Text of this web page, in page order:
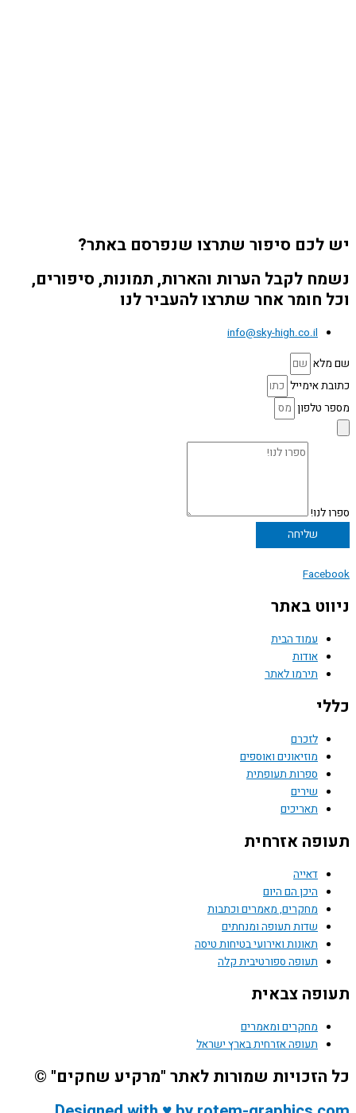
יש לכם סיפור שתרצו שנפרסם באתר?
נשמח לקבל הערות והארות, תמונות, סיפורים,
וכל חומר אחר שתרצו להעביר לנו
info@sky-high.co.il
שם מלא
כתובת אימייל
מספר טלפון
ספרו לנו!
שליחה
Facebook
ניווט באתר
עמוד הבית
אודות
תירמו לאתר
כללי
לזכרם
מוזיאונים ואוספים
ספרות תעופתית
שירים
תאריכים
תעופה אזרחית
דאייה
היכן הם היום
מחקרים, מאמרים וכתבות
שדות תעופה ומנחתים
תאונות ואירועי בטיחות טיסה
תעופה ספורטיבית קלה
תעופה צבאית
מחקרים ומאמרים
תעופה אזרחית בארץ ישראל
כל הזכויות שמורות לאתר "מרקיע שחקים" ©